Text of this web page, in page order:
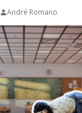
André Romano